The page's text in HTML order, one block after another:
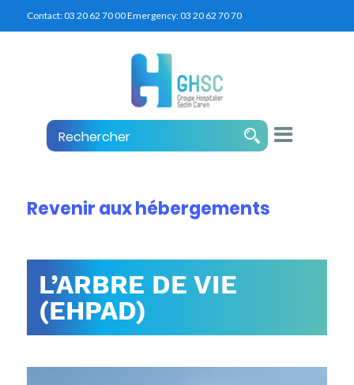
Contact:03 20 62 70 00Emergency:03 20 62 70 70
Revenir aux hébergements
L’ARBRE DE VIE
(EHPAD)